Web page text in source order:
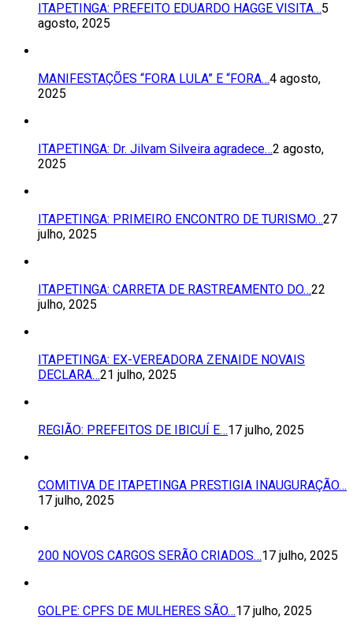
ITAPETINGA: PREFEITO EDUARDO HAGGE VISITA…5
agosto, 2025
MANIFESTAÇÕES “FORA LULA” E “FORA…4 agosto,
2025
ITAPETINGA: Dr. Jilvam Silveira agradece…2 agosto,
2025
ITAPETINGA: PRIMEIRO ENCONTRO DE TURISMO…27
julho, 2025
ITAPETINGA: CARRETA DE RASTREAMENTO DO…22
julho, 2025
ITAPETINGA: EX-VEREADORA ZENAIDE NOVAIS
DECLARA…21 julho, 2025
REGIÃO: PREFEITOS DE IBICUÍ E…17 julho, 2025
COMITIVA DE ITAPETINGA PRESTIGIA INAUGURAÇÃO…
17 julho, 2025
200 NOVOS CARGOS SERÃO CRIADOS…17 julho, 2025
GOLPE: CPFS DE MULHERES SÃO…17 julho, 2025